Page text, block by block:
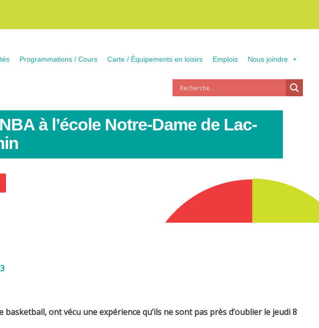
Programmations / Cours Carte / Équipements en loisirs Emplois Nous joindre
à l’école Notre-Dame de Lac-
ont vécu une expérience qu’ils ne sont pas près d’oublier le jeudi 8